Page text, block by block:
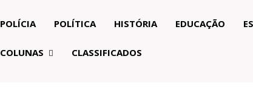
POLÍCIA POLÍTICA HISTÓRIA EDUCAÇÃO
COLUNAS CLASSIFICADOS